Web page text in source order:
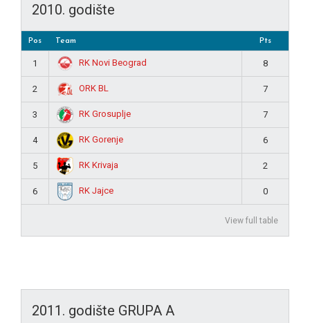
2010. godište
Pos Team Pts
1 RK Novi Beograd 8
2 ORK BL 7
3 RK Grosuplje 7
4 RK Gorenje 6
5 RK Krivaja 2
6 RK Jajce 0
View full table
2011. godište GRUPA A